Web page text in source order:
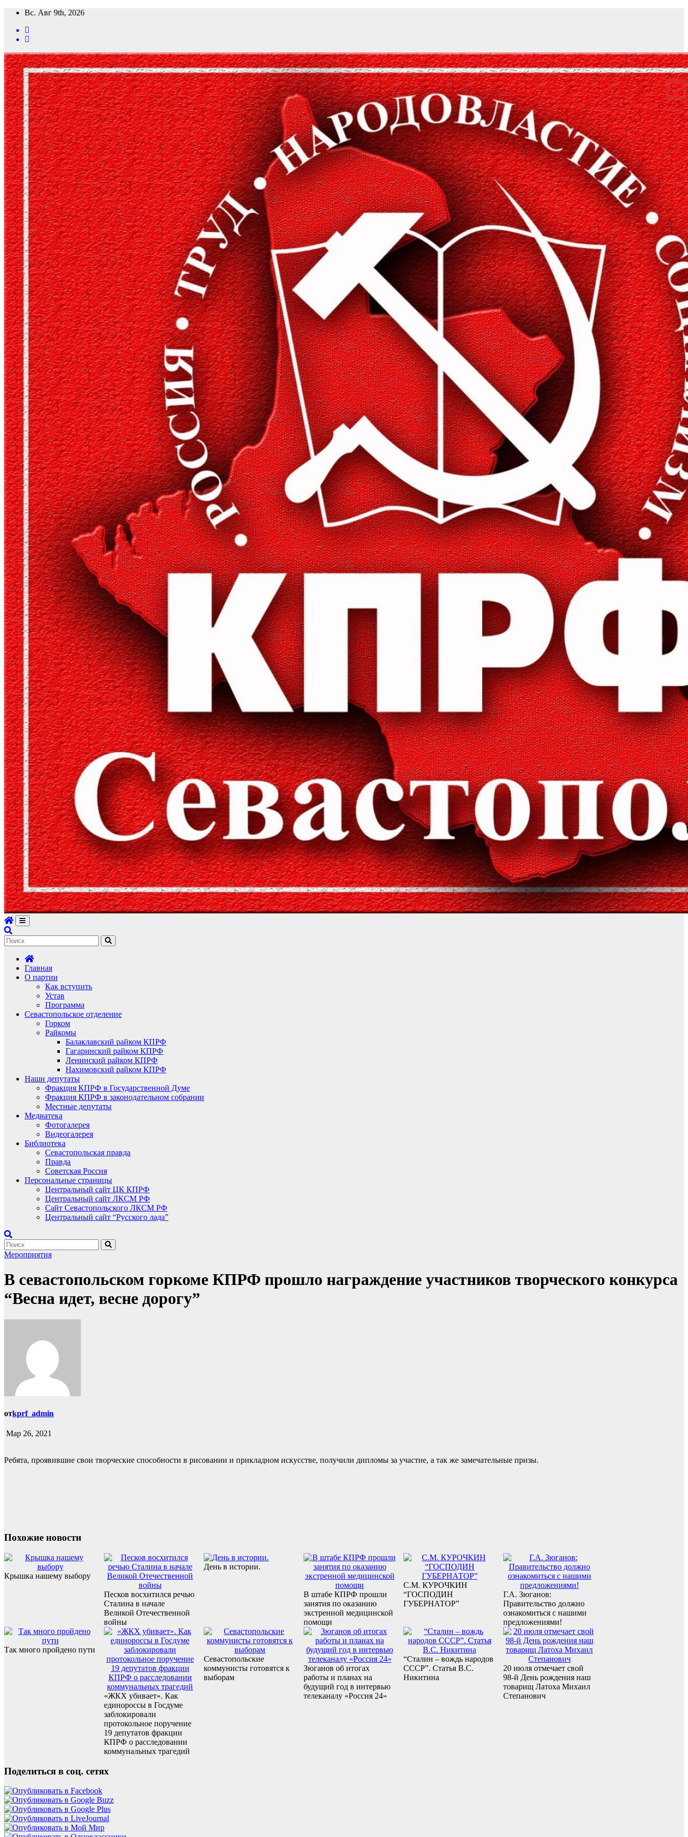
Перейти
содержимому
Вс. Авг 9th, 2026
Главная
О партии
Как вступить
Устав
Программа
Севастопольское отделение
Горком
Райкомы
Балаклавский райком КПРФ
Гагаринский райком КПРФ
Ленинский райком КПРФ
Нахимовский райком КПРФ
Наши депутаты
Фракция КПРФ в Государственной Думе
Фракция КПРФ в законодательном собрании
Местные депутаты
Медиатека
Фотогалерея
Видеогалерея
Библиотека
Севастопольская правда
Правда
Советская Россия
Персональные страницы
Центральный сайт ЦК КПРФ
Центральный сайт ЛКСМ РФ
Сайт Севастопольского ЛКСМ РФ
Центральный сайт “Русского лада”
Мероприятия
В севастопольском горкоме КПРФ прошло награждение участников творческого конкурса
“Весна идет, весне дорогу”
отkprf_admin
Мар 26, 2021
Ребята, проявившие свои творческие способности в рисовании и прикладном искусстве, получили дипломы за участие, а так же замечательные призы.
Похожие новости
Крышка нашему выбору
Песков восхитился речью
Сталина в начале
Великой Отечественной
войны
День в истории.
В штабе КПРФ прошли
занятия по оказанию
экстренной медицинской
помощи
С.М. КУРОЧКИН
“ГОСПОДИН
ГУБЕРНАТОР”
Г.А. Зюганов:
Правительство должно
ознакомиться с нашими
предложениями!
Так много пройдено пути
«ЖКХ убивает». Как
единороссы в Госдуме
заблокировали
протокольное поручение
19 депутатов фракции
КПРФ о расследовании
коммунальных трагедий
Севастопольские
коммунисты готовятся к
выборам
Зюганов об итогах
работы и планах на
будущий год в интервью
телеканалу «Россия 24»
“Сталин – вождь народов
СССР”. Статья В.С.
Никитина
20 июля отмечает свой
98-й День рождения наш
товарищ Латоха Михаил
Степанович
Поделиться в соц. сетях